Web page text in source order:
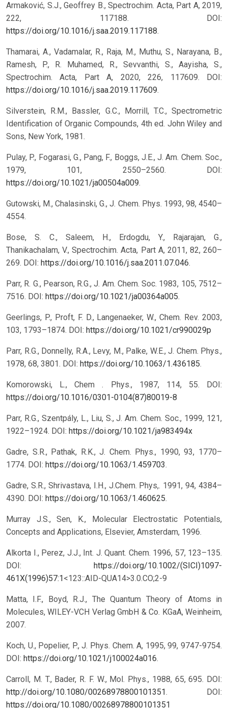
Armaković, S.J., Geoffrey B., Spectrochim. Acta, Part A, 2019,
222, 117188. DOI:
https://doi.org/10.1016/j.saa.2019.117188.
Thamarai, A., Vadamalar, R., Raja, M., Muthu, S., Narayana, B.,
Ramesh, P., R. Muhamed, R., Sevvanthi, S., Aayisha, S.,
Spectrochim. Acta, Part A, 2020, 226, 117609. DOI:
https://doi.org/10.1016/j.saa.2019.117609.
Silverstein, R.M., Bassler, G.C., Morrill, T.C., Spectrometric
Identification of Organic Compounds, 4th ed. John Wiley and
Sons, New York, 1981.
Pulay, P., Fogarasi, G., Pang, F., Boggs, J.E., J. Am. Chem. Soc.,
1979, 101, 2550–2560. DOI:
https://doi.org/10.1021/ja00504a009.
Gutowski, M., Chalasinski, G., J. Chem. Phys. 1993, 98, 4540–
4554.
Bose, S. C., Saleem, H., Erdogdu, Y., Rajarajan, G.,
Thanikachalam, V., Spectrochim. Acta, Part A, 2011, 82, 260–
269. DOI: https://doi.org/10.1016/j.saa.2011.07.046.
Parr, R. G., Pearson, R.G., J. Am. Chem. Soc. 1983, 105, 7512–
7516. DOI: https://doi.org/10.1021/ja00364a005.
Geerlings, P., Proft, F. D., Langenaeker, W., Chem. Rev. 2003,
103, 1793–1874. DOI: https://doi.org/10.1021/cr990029p
Parr, R.G., Donnelly, R.A., Levy, M., Palke, W.E., J. Chem. Phys.,
1978, 68, 3801. DOI: https://doi.org/10.1063/1.436185.
Komorowski, L., Chem . Phys., 1987, 114, 55.
DOI:
https://doi.org/10.1016/0301-0104(87)80019-8
Parr, R.G., Szentpály, L., Liu, S., J. Am. Chem. Soc., 1999, 121,
1922–1924. DOI: https://doi.org/10.1021/ja983494x
Gadre, S.R., Pathak, R.K., J. Chem. Phys., 1990, 93, 1770–
1774. DOI: https://doi.org/10.1063/1.459703.
Gadre, S.R., Shrivastava, I.H., J.Chem. Phys,. 1991, 94, 4384–
4390. DOI: https://doi.org/10.1063/1.460625.
Murray J.S., Sen, K., Molecular Electrostatic Potentials,
Concepts and Applications, Elsevier, Amsterdam, 1996.
Alkorta I., Perez, J.J., Int. J. Quant. Chem. 1996, 57, 123–135.
DOI:
https://doi.org/10.1002/(SICI)1097-
461X(1996)57:1 <123::AID-QUA14>3.0.CO;2-9
Matta, I.F., Boyd, R.J., The Quantum Theory of Atoms in
Molecules, WILEY-VCH Verlag GmbH & Co. KGaA, Weinheim,
2007.
Koch, U., Popelier, P., J. Phys. Chem. A, 1995, 99, 9747-9754.
DOI: https://doi.org/10.1021/j100024a016.
Carroll, M. T., Bader, R. F. W., Mol. Phys., 1988, 65, 695. DOI:
http://doi.org/10.1080/00268978800101351.
DOI:
https://doi.org/10.1080/00268978800101351